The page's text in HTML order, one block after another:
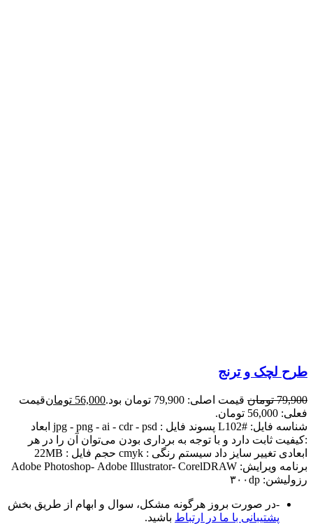
طرح لچک و ترنج
79,900 تومان قیمت اصلی: 79,900 تومان بود. 56,000 تومانقیمت
فعلی: 56,000 تومان.
شناسه فایل: #L102 پسوند فایل : jpg - png - ai - cdr - psd ابعاد
:کیفیت ثابت دارد و با توجه به برداری بودن می‌توان آن را در هر
ابعادی تغییر سایز داد سیستم رنگی : cmyk حجم فایل : 22MB
برنامه ویرایش: Adobe Photoshop- Adobe Illustrator- CorelDRAW
رزولیشن: ۳۰۰dp
-در صورت بروز هرگونه مشکل، سوال و ابهام از طریق بخش
پشتیبانی با ما در ارتباط باشید.